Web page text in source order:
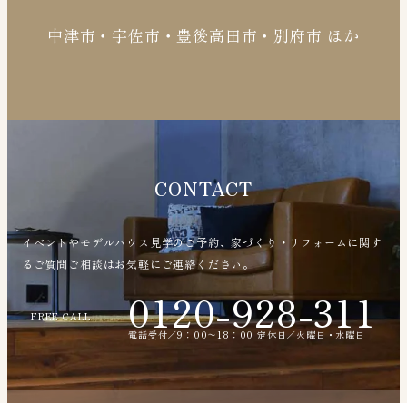
中津市・宇佐市・豊後高田市・別府市 ほか
CONTACT
イベントやモデルハウス見学のご予約、家づくり・リフォームに関す
るご質問ご相談はお気軽にご連絡ください。
FREE CALL 0120-928-311
電話受付／9：00〜18：00 定休日／火曜日・水曜日